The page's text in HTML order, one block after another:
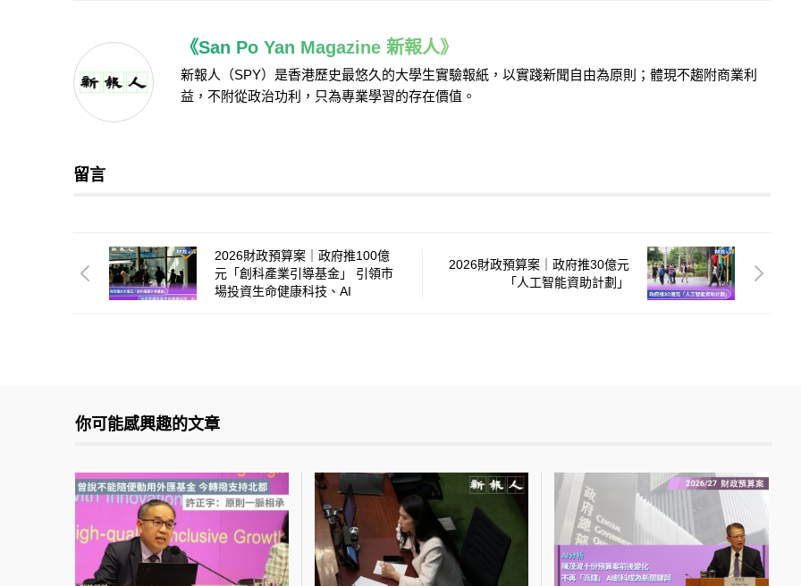
《San Po Yan Magazine 新報人》
新報人（SPY）是香港歷史最悠久的大學生實驗報紙，以實踐新聞自由為原則；體現不趨附商業利
益，不附從政治功利，只為專業學習的存在價值。
留言
2026財政預算案｜政府推100億
元「創科產業引導基金」 引領市
場投資生命健康科技、AI
2026財政預算案｜政府推30億元
「人工智能資助計劃」
你可能感興趣的文章